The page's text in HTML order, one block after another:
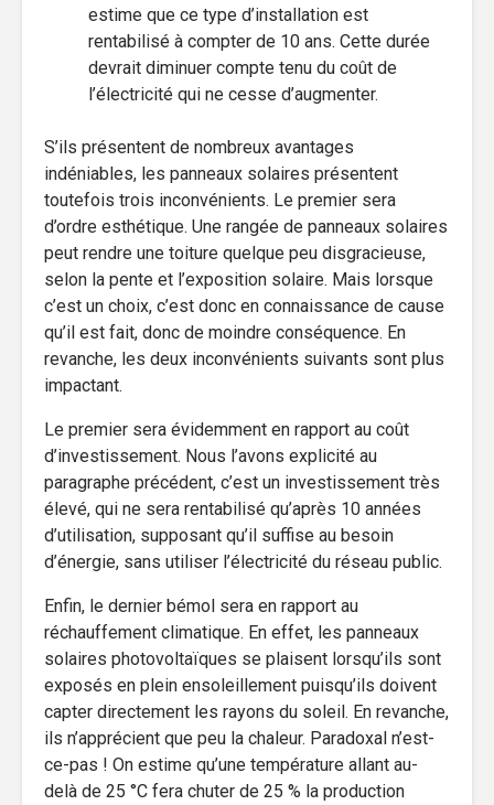
estime que ce type d’installation est
rentabilisé à compter de 10 ans. Cette durée
devrait diminuer compte tenu du coût de
l’électricité qui ne cesse d’augmenter.
S’ils présentent de nombreux avantages
indéniables, les panneaux solaires présentent
toutefois trois inconvénients. Le premier sera
d’ordre esthétique. Une rangée de panneaux solaires
peut rendre une toiture quelque peu disgracieuse,
selon la pente et l’exposition solaire. Mais lorsque
c’est un choix, c’est donc en connaissance de cause
qu’il est fait, donc de moindre conséquence. En
revanche, les deux inconvénients suivants sont plus
impactant.
Le premier sera évidemment en rapport au coût
d’investissement. Nous l’avons explicité au
paragraphe précédent, c’est un investissement très
élevé, qui ne sera rentabilisé qu’après 10 années
d’utilisation, supposant qu’il suffise au besoin
d’énergie, sans utiliser l’électricité du réseau public.
Enfin, le dernier bémol sera en rapport au
réchauffement climatique. En effet, les panneaux
solaires photovoltaïques se plaisent lorsqu’ils sont
exposés en plein ensoleillement puisqu’ils doivent
capter directement les rayons du soleil. En revanche,
ils n’apprécient que peu la chaleur. Paradoxal n’est-
ce-pas ! On estime qu’une température allant au-
delà de 25 °C fera chuter de 25 % la production